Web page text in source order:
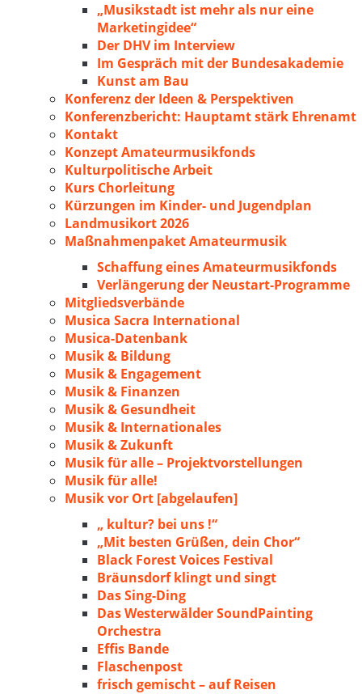
„Musikstadt ist mehr als nur eine
Marketingidee“
Der DHV im Interview
Im Gespräch mit der Bundesakademie
Kunst am Bau
Konferenz der Ideen & Perspektiven
Konferenzbericht: Hauptamt stärk Ehrenamt
Kontakt
Konzept Amateurmusikfonds
Kulturpolitische Arbeit
Kurs Chorleitung
Kürzungen im Kinder- und Jugendplan
Landmusikort 2026
Maßnahmenpaket Amateurmusik
Schaffung eines Amateurmusikfonds
Verlängerung der Neustart-Programme
Mitgliedsverbände
Musica Sacra International
Musica-Datenbank
Musik & Bildung
Musik & Engagement
Musik & Finanzen
Musik & Gesundheit
Musik & Internationales
Musik & Zukunft
Musik für alle – Projektvorstellungen
Musik für alle!
Musik vor Ort [abgelaufen]
„ kultur? bei uns !“
„Mit besten Grüßen, dein Chor“
Black Forest Voices Festival
Bräunsdorf klingt und singt
Das Sing-Ding
Das Westerwälder SoundPainting
Orchestra
Effis Bande
Flaschenpost
frisch gemischt – auf Reisen